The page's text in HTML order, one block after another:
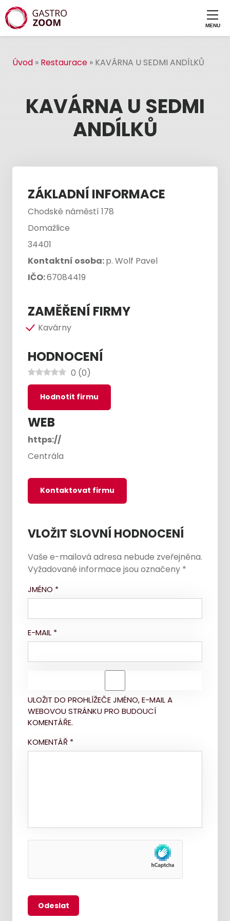
Úvod » Restaurace » KAVÁRNA U SEDMI ANDÍLKŮ
KAVÁRNA U SEDMI
ANDÍLKŮ
ZÁKLADNÍ INFORMACE
Chodské náměstí 178
Domažlice
34401
Kontaktní osoba:p. Wolf Pavel
IČO:67084419
ZAMĚŘENÍ FIRMY
Kavárny
HODNOCENÍ
0 (0)
Hodnotit firmu
WEB
https://
Centrála
Kontaktovat firmu
VLOŽIT SLOVNÍ HODNOCENÍ
Vaše e-mailová adresa nebude zveřejněna.
Vyžadované informace jsou označeny *
JMÉNO *
E-MAIL *
ULOŽIT DO PROHLÍŽEČE JMÉNO, E-MAIL A
WEBOVOU STRÁNKU PRO BUDOUCÍ
KOMENTÁŘE.
KOMENTÁŘ *